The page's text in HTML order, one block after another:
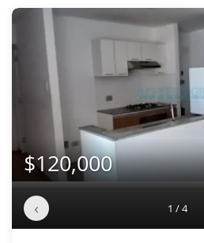
$120,000
‹ 1 / 4